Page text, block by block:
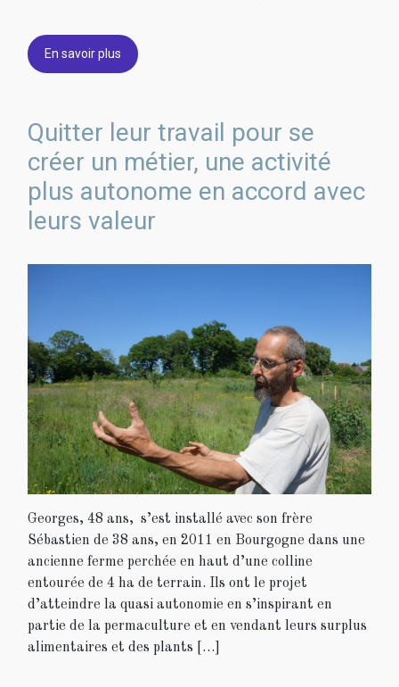
En savoir plus
Quitter leur travail pour se
créer un métier, une activité
plus autonome en accord avec
leurs valeur
Georges, 48 ans, s’est installé avec son frère
Sébastien de 38 ans, en 2011 en Bourgogne dans une
ancienne ferme perchée en haut d’une colline
entourée de 4 ha de terrain. Ils ont le projet
d’atteindre la quasi autonomie en s’inspirant en
partie de la permaculture et en vendant leurs surplus
alimentaires et des plants […]